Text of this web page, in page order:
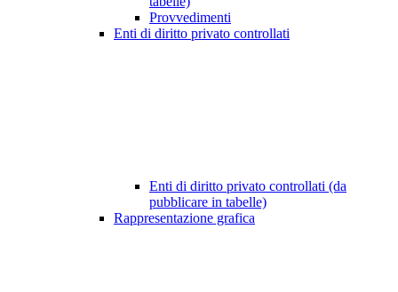
Provvedimenti
Enti di diritto privato controllati
Enti di diritto privato controllati (da
pubblicare in tabelle)
Rappresentazione grafica